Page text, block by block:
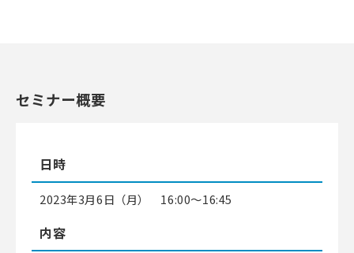
セミナー概要
日時
2023年3月6日（月） 16:00〜16:45
内容